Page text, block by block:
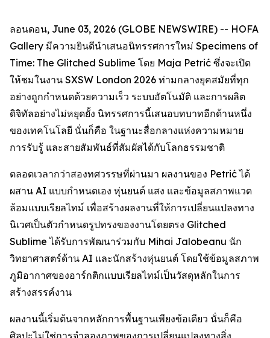
ลอนดอน, June 03, 2026 (GLOBE NEWSWIRE) -- HOFA
Gallery มีความยินดีนำเสนอนิทรรศการใหม่ Specimens of
Time: The Glitched Sublime โดย Maja Petrić ซึ่งจะเปิด
ให้ชมในงาน SXSW London 2026 ท่ามกลางยุคสมัยที่ทุก
อย่างถูกกำหนดด้วยความเร็ว ระบบอัตโนมัติ และการผลิต
ดิจิทัลอย่างไม่หยุดยั้ง นิทรรศการนี้เสนอบทบาทอีกด้านหนึ่ง
ของเทคโนโลยี นั่นก็คือ ในฐานะสื่อกลางแห่งความหมาย
การรับรู้ และสายสัมพันธ์ที่สัมผัสได้กับโลกธรรมชาติ
ตลอดเวลากว่าสองทศวรรษที่ผ่านมา ผลงานของ Petrić ได้
ผสาน AI แบบกำหนดเอง หุ่นยนต์ แสง และข้อมูลสภาพแวด
ล้อมแบบเรียลไทม์ เพื่อสร้างผลงานที่ให้การเปลี่ยนแปลงทาง
นิเวศเป็นตัวกำหนดรูปทรงของงานโดยตรง Glitched
Sublime ได้รับการพัฒนาร่วมกับ Mihai Jalobeanu นัก
วิทยาศาสตร์ด้าน AI และนักสร้างหุ่นยนต์ โดยใช้ข้อมูลสภาพ
ภูมิอากาศของอาร์กติกแบบเรียลไทม์เป็นวัสดุหลักในการ
สร้างสรรค์งาน
ผลงานนี้เริ่มต้นจากหลักการพื้นฐานเพียงข้อเดียว นั่นก็คือ
ศิลปะไม่ใช่การจำลองภาพของการเปลี่ยนแปลงทางสิ่ง